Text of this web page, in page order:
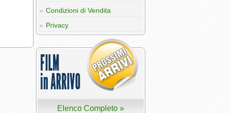
Condizioni di Vendita
Privacy
FILM
in ARRIVO
Elenco Completo »